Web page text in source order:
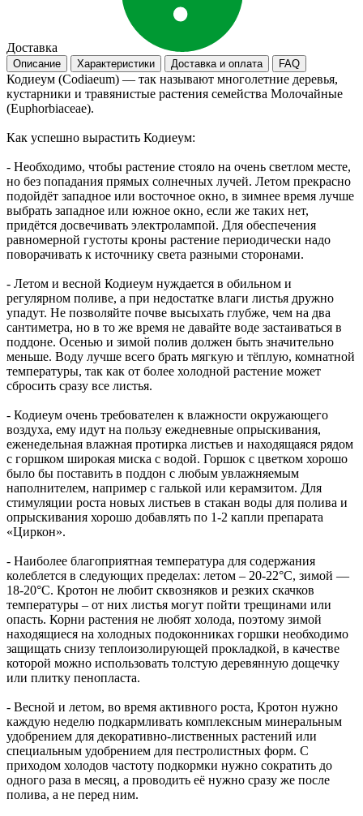
Доставка
Описание Характеристики Доставка и оплата FAQ
Кодиеум (Codiaeum) — так называют многолетние деревья,
кустарники и травянистые растения семейства Молочайные
(Euphorbiaceae).
Как успешно вырастить Кодиеум:
- Необходимо, чтобы растение стояло на очень светлом месте,
но без попадания прямых солнечных лучей. Летом прекрасно
подойдёт западное или восточное окно, в зимнее время лучше
выбрать западное или южное окно, если же таких нет,
придётся досвечивать электролампой. Для обеспечения
равномерной густоты кроны растение периодически надо
поворачивать к источнику света разными сторонами.
- Летом и весной Кодиеум нуждается в обильном и
регулярном поливе, а при недостатке влаги листья дружно
упадут. Не позволяйте почве высыхать глубже, чем на два
сантиметра, но в то же время не давайте воде застаиваться в
поддоне. Осенью и зимой полив должен быть значительно
меньше. Воду лучше всего брать мягкую и тёплую, комнатной
температуры, так как от более холодной растение может
сбросить сразу все листья.
- Кодиеум очень требователен к влажности окружающего
воздуха, ему идут на пользу ежедневные опрыскивания,
еженедельная влажная протирка листьев и находящаяся рядом
с горшком широкая миска с водой. Горшок с цветком хорошо
было бы поставить в поддон с любым увлажняемым
наполнителем, например с галькой или керамзитом. Для
стимуляции роста новых листьев в стакан воды для полива и
опрыскивания хорошо добавлять по 1-2 капли препарата
«Циркон».
- Наиболее благоприятная температура для содержания
колеблется в следующих пределах: летом – 20-22°C, зимой —
18-20°C. Кротон не любит сквозняков и резких скачков
температуры – от них листья могут пойти трещинами или
опасть. Корни растения не любят холода, поэтому зимой
находящиеся на холодных подоконниках горшки необходимо
защищать снизу теплоизолирующей прокладкой, в качестве
которой можно использовать толстую деревянную дощечку
или плитку пенопласта.
- Весной и летом, во время активного роста, Кротон нужно
каждую неделю подкармливать комплексным минеральным
удобрением для декоративно-лиственных растений или
специальным удобрением для пестролистных форм. С
приходом холодов частоту подкормки нужно сократить до
одного раза в месяц, а проводить её нужно сразу же после
полива, а не перед ним.